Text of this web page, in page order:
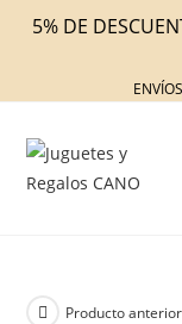
5% DE
Producto anterior